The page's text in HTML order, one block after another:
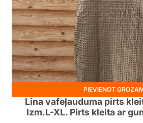
Lina vafeļauduma pirts
Izm.L-XL. Pirts kleita ar
PIEVIENOT